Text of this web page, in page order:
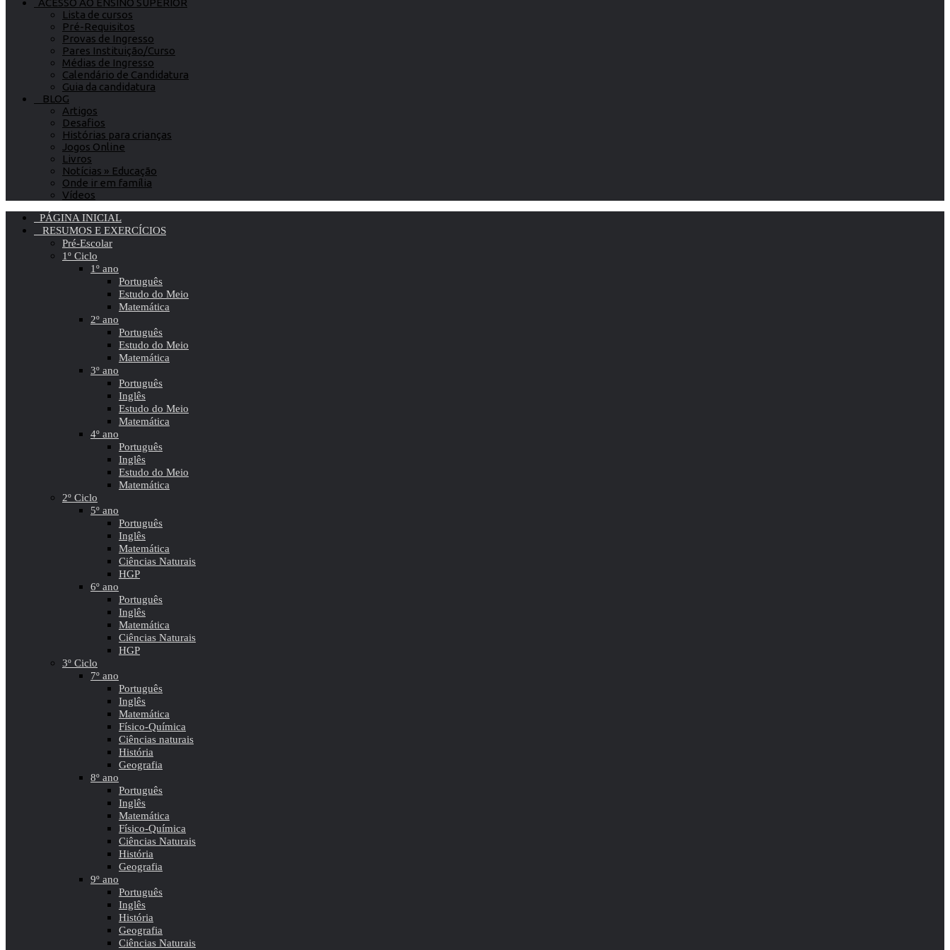
ACESSO AO ENSINO SUPERIOR
Lista de cursos
Pré-Requisitos
Provas de Ingresso
Pares Instituição/Curso
Médias de Ingresso
Calendário de Candidatura
Guia da candidatura
BLOG
Artigos
Desafios
Histórias para crianças
Jogos Online
Livros
Notícias » Educação
Onde ir em família
Vídeos
PÁGINA INICIAL
RESUMOS E EXERCÍCIOS
Pré-Escolar
1º Ciclo
1º ano
Português
Estudo do Meio
Matemática
2º ano
Português
Estudo do Meio
Matemática
3º ano
Português
Inglês
Estudo do Meio
Matemática
4º ano
Português
Inglês
Estudo do Meio
Matemática
2º Ciclo
5º ano
Português
Inglês
Matemática
Ciências Naturais
HGP
6º ano
Português
Inglês
Matemática
Ciências Naturais
HGP
3º Ciclo
7º ano
Português
Inglês
Matemática
Físico-Química
Ciências naturais
História
Geografia
8º ano
Português
Inglês
Matemática
Físico-Química
Ciências Naturais
História
Geografia
9º ano
Português
Inglês
História
Geografia
Ciências Naturais